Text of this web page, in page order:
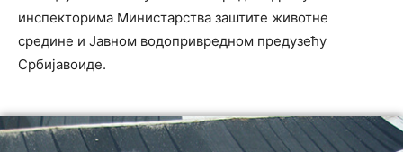
инспекторима Министарства заштите животне
средине и Јавном водопривредном предузећу
Србијавоиде.